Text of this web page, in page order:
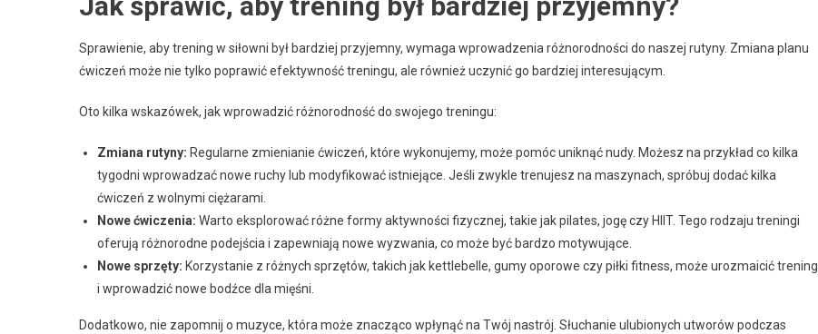
Sprawienie, aby trening w siłowni był bardziej przyjemny, wymaga wprowadzenia różnorodności do naszej rutyny. Zmiana planu
ćwiczeń może nie tylko poprawić efektywność treningu, ale również uczynić go bardziej interesującym.
Oto kilka wskazówek, jak wprowadzić różnorodność do swojego treningu:
Zmiana rutyny: Regularne zmienianie ćwiczeń, które wykonujemy, może pomóc uniknąć nudy. Możesz na przykład co kilka
tygodni wprowadzać nowe ruchy lub modyfikować istniejące. Jeśli zwykle trenujesz na maszynach, spróbuj dodać kilka
ćwiczeń z wolnymi ciężarami.
Nowe ćwiczenia: Warto eksplorować różne formy aktywności fizycznej, takie jak pilates, jogę czy HIIT. Tego rodzaju treningi
oferują różnorodne podejścia i zapewniają nowe wyzwania, co może być bardzo motywujące.
Nowe sprzęty: Korzystanie z różnych sprzętów, takich jak kettlebelle, gumy oporowe czy piłki fitness, może urozmaicić trening
i wprowadzić nowe bodźce dla mięśni.
Dodatkowo, nie zapomnij o muzyce, która może znacząco wpłynąć na Twój nastrój. Słuchanie ulubionych utworów podczas